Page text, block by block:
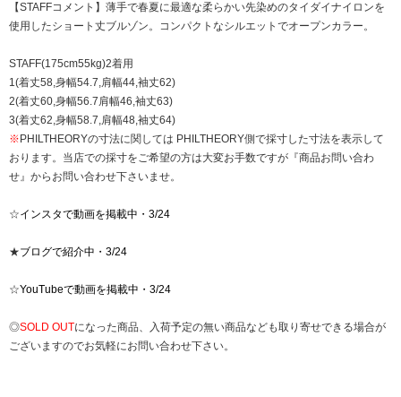
【STAFFコメント】薄手で春夏に最適な柔らかい先染めのタイダイナイロンを
使用したショート丈ブルゾン。コンパクトなシルエットでオープンカラー。
STAFF(175cm55kg)2着用
1(着丈58,身幅54.7,肩幅44,袖丈62)
2(着丈60,身幅56.7肩幅46,袖丈63)
3(着丈62,身幅58.7,肩幅48,袖丈64)
※ PHILTHEORYの寸法に関しては PHILTHEORY側で採寸した寸法を表示して
おります。当店での採寸をご希望の方は大変お手数ですが『商品お問い合わ
せ』からお問い合わせ下さいませ。
☆インスタで動画を掲載中・3/24
★ブログで紹介中・3/24
☆YouTubeで動画を掲載中・3/24
◎SOLD OUTになった商品、入荷予定の無い商品なども取り寄せできる場合が
ございますのでお気軽にお問い合わせ下さい。